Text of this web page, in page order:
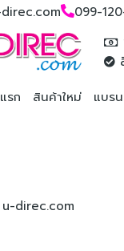
direc.com 099-
รก สินค้าใหม่ แบร
direc.com